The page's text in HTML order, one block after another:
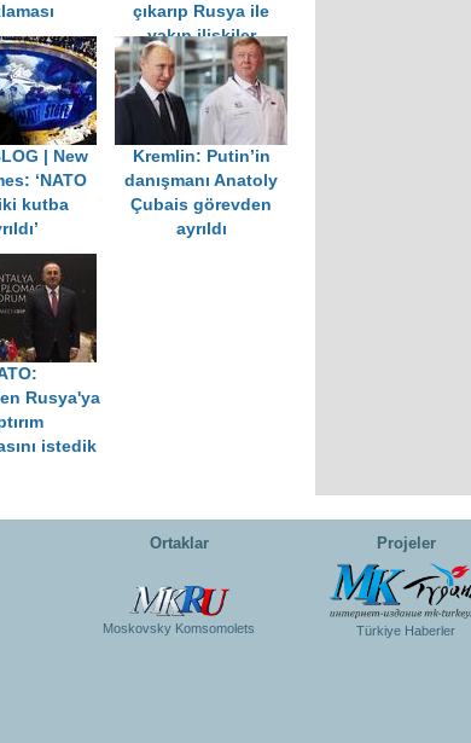
çıkarıp Rusya ile
yakın ilişkiler
kuracak
| New
‘NATO
kutba
Kremlin: Putin’in
danışmanı Anatoly
Çubais görevden
ayrıldı
Rusya'ya
istedik
Ortaklar
Moskovsky Komsomolets
Projeler
Türkiye Haberler